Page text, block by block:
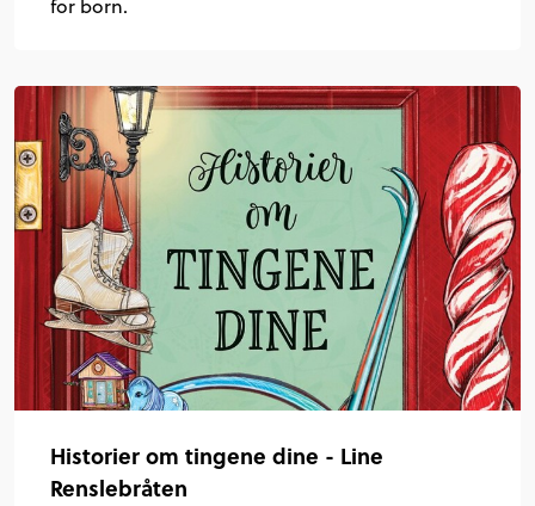
for born.
Historier om tingene dine - Line
Renslebråten